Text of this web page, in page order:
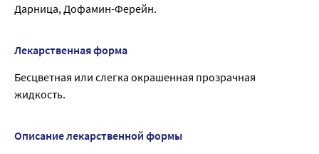
Дарница, Дофамин-Ферейн.
Лекарственная форма
Бесцветная или слегка окрашенная прозрачная
жидкость.
Описание лекарственной формы